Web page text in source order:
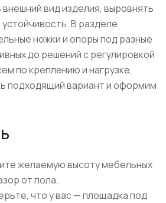
вид изделия, выровнять
В разделе
ножки и опоры под разные
до решений с регулировкой
по креплению и нагрузке,
подходящий вариант и оформим
желаемую высоту мебельных
от пола.
что у вас — площадка под